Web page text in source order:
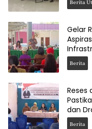
Berita
Gelar
Berita
Reses
dan
Berita